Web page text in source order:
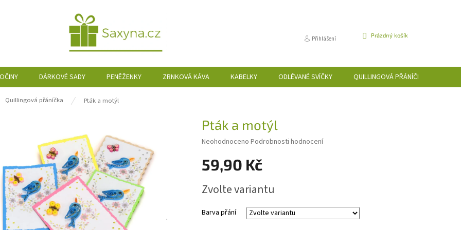
Přihlášení
NÁKUPNÍ
Prázdný košík
DÁRKOVÉ SADY PENĚŽENKY ZRNKOVÁ KÁVA KABELKY ODLÉVANÉ SVÍČKY QUILLINGOVÁ PŘÁNÍČKA
Quillingová přáníčka Pták a motýl
Pták a motýl
Průměrné
produktu
je
z
hvězdiček.
Neohodnoceno Podrobnosti hodnocení
59,90 Kč
cena:
Zvolte variantu
Barva přání